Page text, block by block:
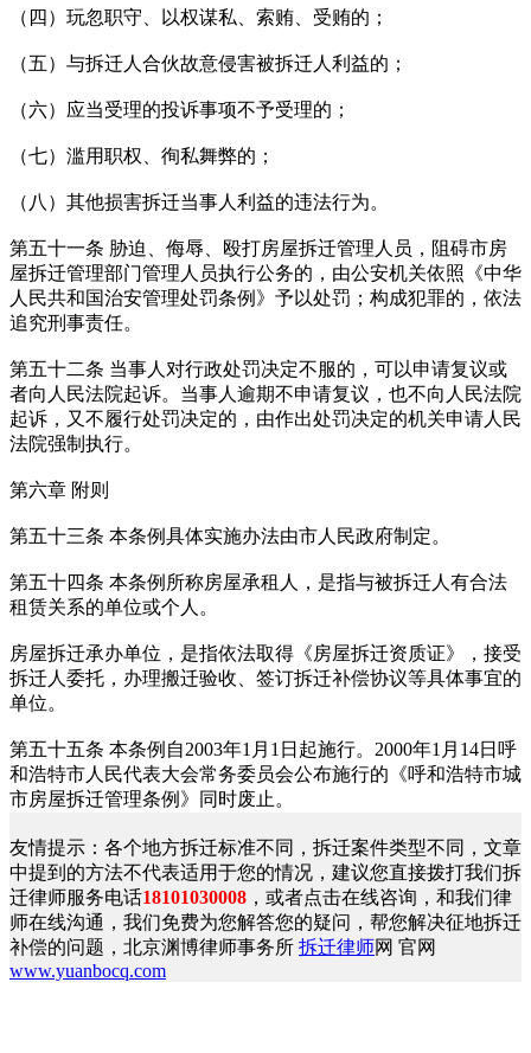
（四）玩忽职守、以权谋私、索贿、受贿的；
（五）与拆迁人合伙故意侵害被拆迁人利益的；
（六）应当受理的投诉事项不予受理的；
（七）滥用职权、徇私舞弊的；
（八）其他损害拆迁当事人利益的违法行为。
第五十一条 胁迫、侮辱、殴打房屋拆迁管理人员，阻碍市房
屋拆迁管理部门管理人员执行公务的，由公安机关依照《中华
人民共和国治安管理处罚条例》予以处罚；构成犯罪的，依法
追究刑事责任。
第五十二条 当事人对行政处罚决定不服的，可以申请复议或
者向人民法院起诉。当事人逾期不申请复议，也不向人民法院
起诉，又不履行处罚决定的，由作出处罚决定的机关申请人民
法院强制执行。
第六章 附则
第五十三条 本条例具体实施办法由市人民政府制定。
第五十四条 本条例所称房屋承租人，是指与被拆迁人有合法
租赁关系的单位或个人。
房屋拆迁承办单位，是指依法取得《房屋拆迁资质证》，接受
拆迁人委托，办理搬迁验收、签订拆迁补偿协议等具体事宜的
单位。
第五十五条 本条例自2003年1月1日起施行。2000年1月14日呼
和浩特市人民代表大会常务委员会公布施行的《呼和浩特市城
市房屋拆迁管理条例》同时废止。
友情提示：各个地方拆迁标准不同，拆迁案件类型不同，文章
中提到的方法不代表适用于您的情况，建议您直接拨打我们拆
迁律师服务电话18101030008 ，或者点击在线咨询，和我们律
师在线沟通，我们免费为您解答您的疑问，帮您解决征地拆迁
补偿的问题，北京渊博律师事务所 拆迁律师网 官网
www.yuanbocq.com